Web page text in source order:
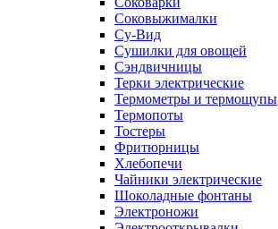
Соковыжималки
Су-Вид
Сушилки для овощей
Сэндвичницы
Терки электрические
Термометры и термощупы
Термопоты
Тостеры
Фритюрницы
Хлебопечи
Чайники электрические
Шоколадные фонтаны
Электроножи